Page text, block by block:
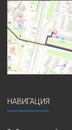
НАВИГАЦИЯ